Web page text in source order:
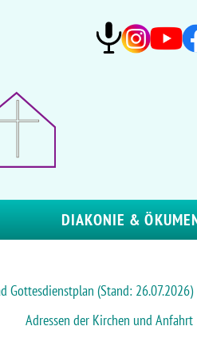
DIAKONIE &
Gottesdienstplan (Stand: 26.07.2026)
Adressen der Kirchen und Anfahrt